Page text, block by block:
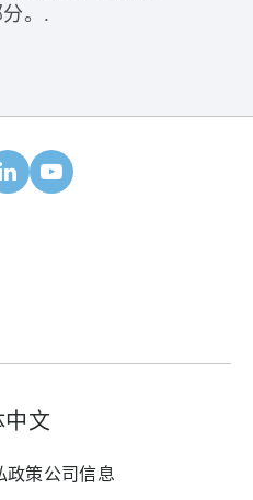
分。.
文
政策公司信息